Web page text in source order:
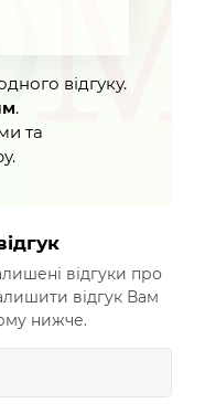
відгуку.
.
та
відгуки про
відгук Вам
нижче.